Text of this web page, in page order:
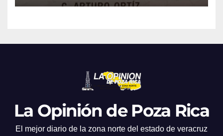
La Opinión de Poza Rica
El mejor diario de la zona norte del estado de veracruz